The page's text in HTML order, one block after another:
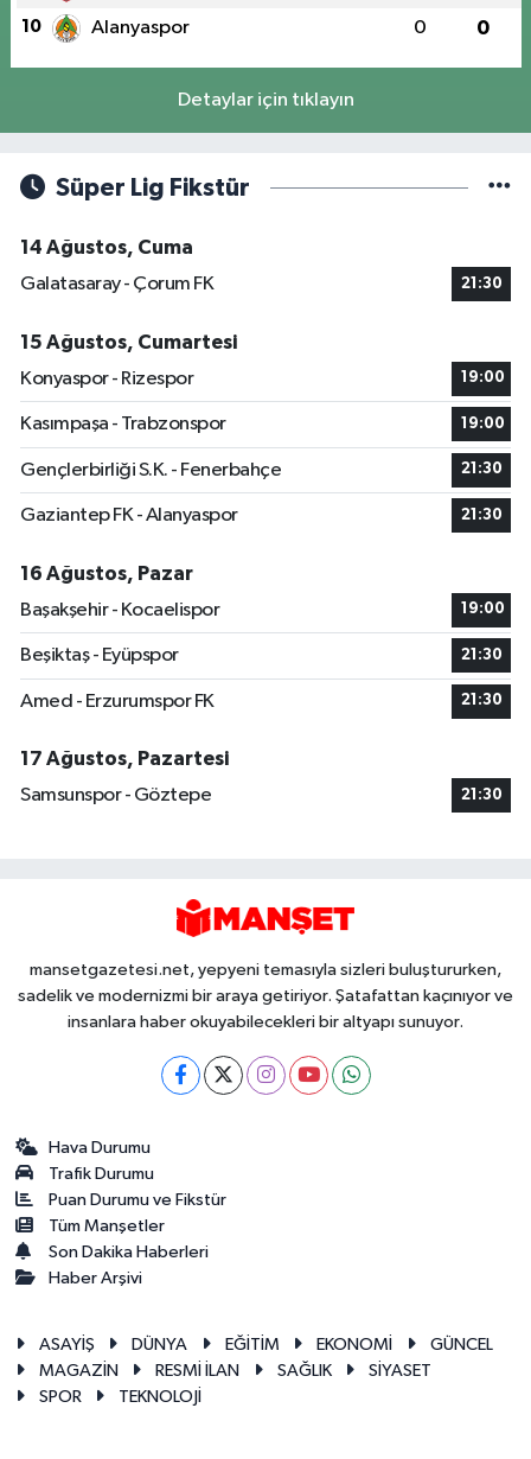
10 Alanyaspor 0 0
Detaylar için tıklayın
Süper Lig Fikstür
14 Ağustos, Cuma
Galatasaray - Çorum FK
21:30
15 Ağustos, Cumartesi
Konyaspor - Rizespor
19:00
Kasımpaşa - Trabzonspor 19:00
Gençlerbirliği S.K. - Fenerbahçe 21:30
Gaziantep FK - Alanyaspor 21:30
16 Ağustos, Pazar
Başakşehir - Kocaelispor
19:00
Beşiktaş - Eyüpspor 21:30
Amed - Erzurumspor FK 21:30
17 Ağustos, Pazartesi
Samsunspor - Göztepe
21:30
mansetgazetesi.net, yepyeni temasıyla sizleri buluştururken,
sadelik ve modernizmi bir araya getiriyor. Şatafattan kaçınıyor ve
insanlara haber okuyabilecekleri bir altyapı sunuyor.
Hava Durumu
Trafik Durumu
Puan Durumu ve Fikstür
Tüm Manşetler
Son Dakika Haberleri
Haber Arşivi
ASAYİŞ DÜNYA EĞİTİM EKONOMİ
GÜNCEL
MAGAZİN
RESMİ İLAN SAĞLIK
SİYASET
SPOR
TEKNOLOJİ